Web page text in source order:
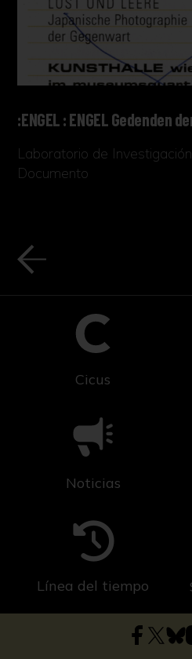
:ENGEL : ENGEL Gedenden
Laboratorio de
Documento
Cicus
Noticias
Línea del tiempo